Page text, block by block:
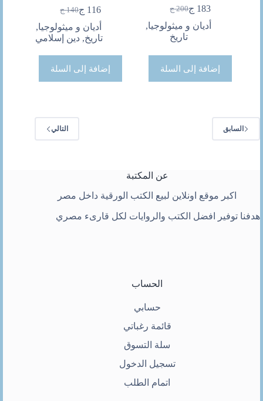
200 ج
السعر
الأصلي
هو:
183 جالسعر
الحالي
هو:
أديان و ميثولوجيا,
تاريخ
إضافة إلى السلة
140 ج
السعر
الأصلي
هو:
116 جالسعر
الحالي
هو:
أديان و ميثولوجيا,
تاريخ,دين إسلامي
إضافة إلى السلة
السابق التالي
عن المكتبة
اكبر موقع اونلاين لبيع الكتب الورقية داخل مصر
هدفنا توفير افضل الكتب والروايات لكل قارىء مصري
الحساب
حسابي
قائمة رغباتي
سلة التسوق
تسجيل الدخول
اتمام الطلب